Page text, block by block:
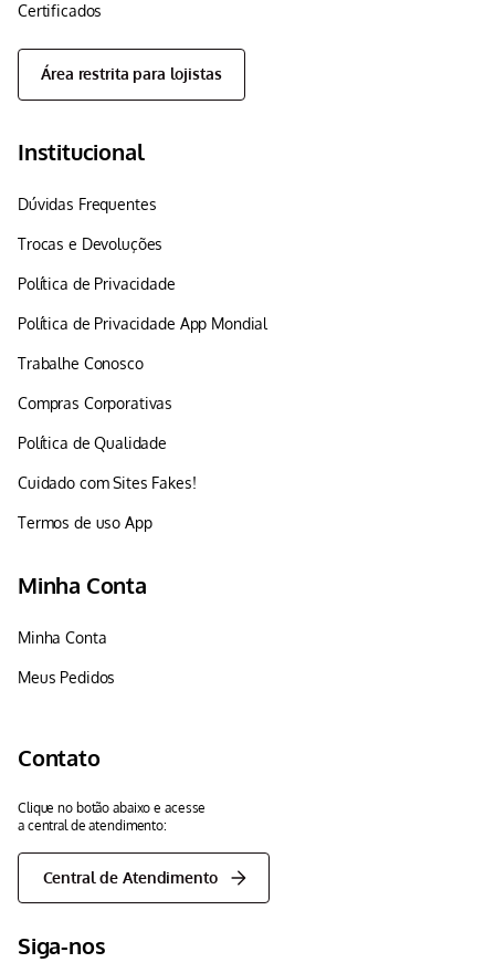
Certificados
Área restrita para lojistas
Institucional
Dúvidas Frequentes
Trocas e Devoluções
Política de Privacidade
Política de Privacidade App Mondial
Trabalhe Conosco
Compras Corporativas
Política de Qualidade
Cuidado com Sites Fakes!
Termos de uso App
Minha Conta
Minha Conta
Meus Pedidos
Contato
Clique no botão abaixo e acesse
a central de atendimento:
Central de Atendimento
Siga-nos